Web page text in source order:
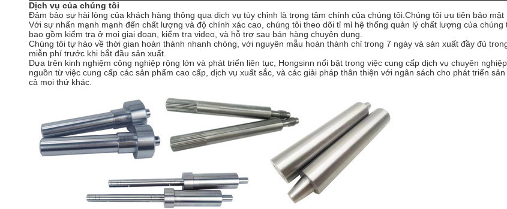
Dịch vụ của chúng tôi
Đảm bảo sự hài lòng của khách hàng thông qua dịch vụ tùy chỉnh là trọng tâm chính của chúng tôi.Chúng tôi ưu tiên bảo
Với sự nhấn mạnh mạnh đến chất lượng và độ chính xác cao, chúng tôi theo dõi tỉ mỉ hệ thống quản lý chất lượng của
bao gồm kiểm tra ở mọi giai đoạn, kiểm tra video, và hỗ trợ sau bán hàng chuyên dụng.
Chúng tôi tự hào về thời gian hoàn thành nhanh chóng, với nguyên mẫu hoàn thành chỉ trong 7 ngày và sản xuất đầy đủ
miễn phí trước khi bắt đầu sản xuất.
Dựa trên kinh nghiệm công nghiệp rộng lớn và phát triển liên tục, Hongsinn nổi bật trong việc cung cấp dịch vụ chuyên
nguồn từ việc cung cấp các sản phẩm cao cấp, dịch vụ xuất sắc, và các giải pháp thân thiện với ngân sách cho phát triển
cả mọi thứ khác.